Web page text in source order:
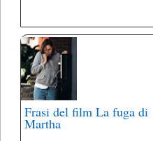
Frasi del film La fuga di
Martha